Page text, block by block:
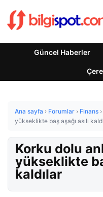
Güncel Haberler
Ana sayfa › Forumlar › Finans ›
yükseklikte baş aşağı asılı
Korku dolu
yükseklikte
kaldılar